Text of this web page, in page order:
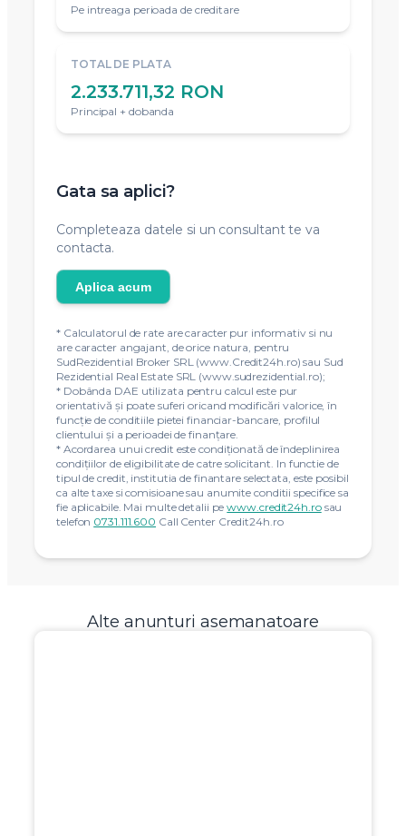
Pe intreaga perioada de creditare
TOTAL DE PLATA
2.233.711,32 RON
Principal + dobanda
Gata sa aplici?
Completeaza datele si un consultant te va
contacta.
Aplica acum
* Calculatorul de rate are caracter pur informativ si nu
are caracter angajant, de orice natura, pentru
SudRezidential Broker SRL (www.Credit24h.ro) sau Sud
Rezidential Real Estate SRL (www.sudrezidential.ro);
* Dobânda DAE utilizata pentru calcul este pur
orientativă și poate suferi oricand modificări valorice, în
funcție de conditiile pietei financiar-bancare, profilul
clientului și a perioadei de finanțare.
* Acordarea unui credit este condiţionată de îndeplinirea
condiţiilor de eligibilitate de catre solicitant. In functie de
tipul de credit, institutia de finantare selectata, este posibil
ca alte taxe si comisioane sau anumite conditii specifice sa
fie aplicabile. Mai multe detalii pewww.credit24h.rosau
telefon 0731.111.600 Call Center Credit24h.ro
Alte anunturi asemanatoare